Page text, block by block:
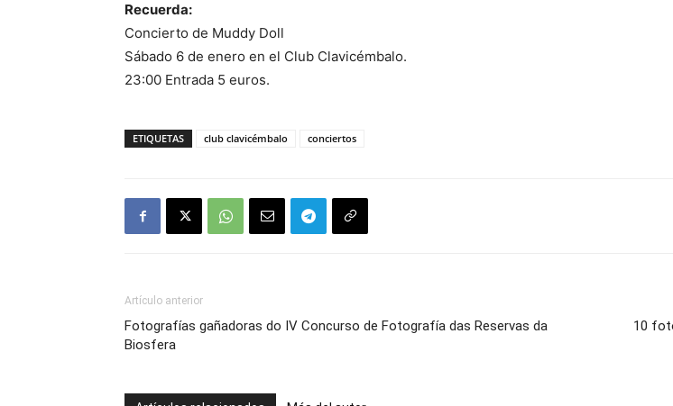
Recuerda:
Concierto de Muddy Doll
Sábado 6 de enero en el Club Clavicémbalo.
23:00 Entrada 5 euros.
ETIQUETAS club clavicémbalo conciertos
Artículo anterior
Fotografías gañadoras do IV Concurso de Fotografía das Reservas da
Biosfera
10